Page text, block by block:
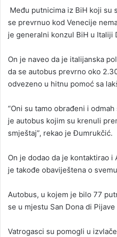
Među putnicima iz BiH koji su
se prevrnuo kod Venecije
je generalni konzul BiH u Italiji
On je naveo da je italijanska
da se autobus prevrno oko
odvezeno u hitnu pomoć sa
“Oni su tamo obrađeni i
je autobus kojim su krenuli
smještaj”, rekao je Đumrukčić.
On je dodao da je kontaktirao i
je takođe obaviještena o
Autobus, u kojem je bilo 77
se u mjestu San Dona di
Vatrogasci su pomogli u